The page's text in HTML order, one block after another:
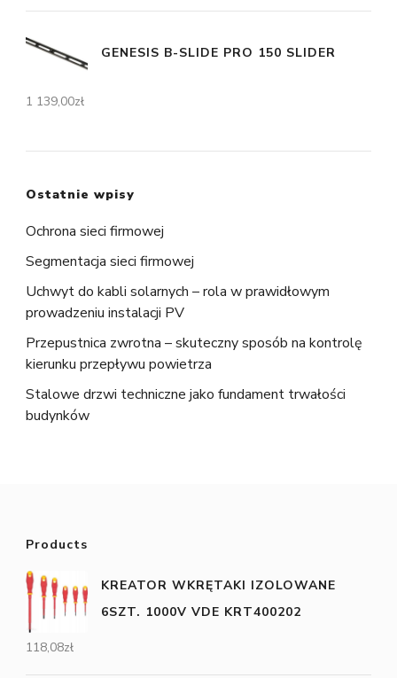
GENESIS B-SLIDE PRO 150 SLIDER
1 139,00zł
Ostatnie wpisy
Ochrona sieci firmowej
Segmentacja sieci firmowej
Uchwyt do kabli solarnych – rola w prawidłowym
prowadzeniu instalacji PV
Przepustnica zwrotna – skuteczny sposób na kontrolę
kierunku przepływu powietrza
Stalowe drzwi techniczne jako fundament trwałości
budynków
Products
KREATOR WKRĘTAKI IZOLOWANE
6SZT. 1000V VDE KRT400202
118,08zł